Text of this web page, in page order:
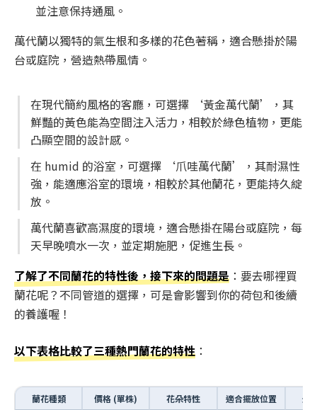
並注意保持通風。
萬代蘭以獨特的氣生根和多樣的花色著稱，適合懸掛於陽
台或庭院，營造熱帶風情。
在現代簡約風格的客廳，可選擇 ‘黃金萬代蘭’，其
鮮豔的黃色能為空間注入活力，相較於綠色植物，更能
凸顯空間的設計感。
在 humid 的浴室，可選擇 ‘爪哇萬代蘭’，其耐濕性
強，能適應浴室的環境，相較於其他蘭花，更能持久綻
放。
萬代蘭喜歡高濕度的環境，適合懸掛在陽台或庭院，每
天早晚噴水一次，並定期施肥，促進生長。
了解了不同蘭花的特性後，接下來的問題是 ：要去哪裡買
蘭花呢？不同管道的選擇，可是會影響到你的荷包和後續
的養護喔！
以下表格比較了三種熱門蘭花的特性 ：
蘭花種類 價格 (單株) 花朵特性 適合擺放位置 光